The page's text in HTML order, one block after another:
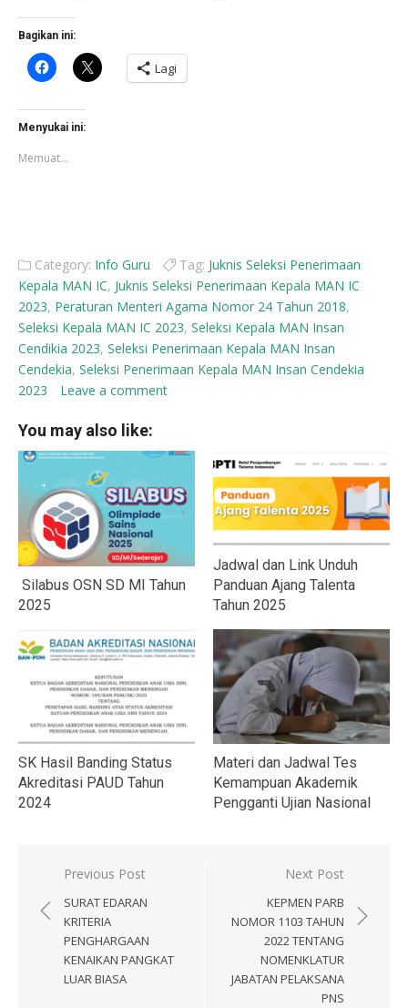
Bagikan ini:
Klik
untuk
Facebook(Membuka
di
jendela
baru)
Klik
untuk Lagi
Menyukai ini:
Memuat...
Category: Info Guru Tag: Juknis Seleksi Penerimaan
Kepala MAN IC, Juknis Seleksi Penerimaan Kepala MAN IC
2023, Peraturan Menteri Agama Nomor 24 Tahun 2018,
Seleksi Kepala MAN IC 2023, Seleksi Kepala MAN Insan
Cendikia 2023, Seleksi Penerimaan Kepala MAN Insan
Cendekia, Seleksi Penerimaan Kepala MAN Insan Cendekia
2023
Leave a comment
You may also like:
Silabus OSN SD MI Tahun
2025
Jadwal dan Link Unduh
Panduan Ajang Talenta
Tahun 2025
SK Hasil Banding Status
Akreditasi PAUD Tahun
2024
Materi dan Jadwal Tes
Kemampuan Akademik
Pengganti Ujian Nasional
Navigasi
pos
Previous Post
SURAT EDARAN
KRITERIA
PENGHARGAAN
KENAIKAN PANGKAT
LUAR BIASA
Next Post
KEPMEN PARB
NOMOR 1103 TAHUN
2022 TENTANG
NOMENKLATUR
JABATAN PELAKSANA
PNS